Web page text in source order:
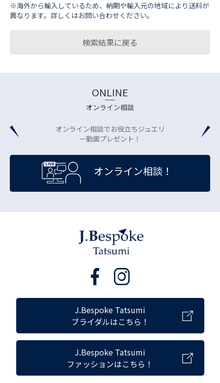
※海外から輸⼊しているため、納期や輸⼊元の地域により送料が
異なります。詳しくはお問い合わせください。
検索結果に戻る
ONLINE
オンライン相談
オンライン相談でお役立ちジュエリ
ー動画プレゼント！
オンライン相談！
J.Bespoke Tatsumi
ブライダルはこちら！
J.Bespoke Tatsumi
ファッションはこちら！